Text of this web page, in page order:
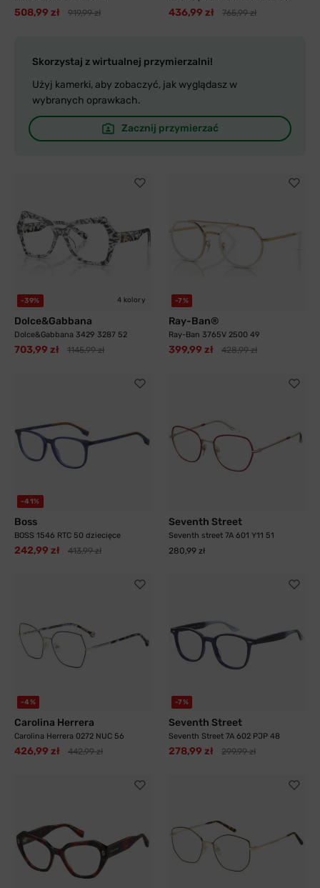
508,99 zł 919,99 zł 436,99 zł 765,99 zł
Skorzystaj z wirtualnej przymierzalni!
Użyj kamerki, aby zobaczyć, jak wyglądasz w
wybranych oprawkach.
Zacznij przymierzać
-39% 4 kolory
Dolce&Gabbana
Dolce&Gabbana 3429 3287 52
703,99 zł 1145,99 zł
-7%
Ray-Ban®
Ray-Ban 3765V 2500 49
399,99 zł 428,99 zł
-41%
Boss
BOSS 1546 RTC 50 dziecięce
242,99 zł 413,99 zł
Seventh Street
Seventh street 7A 601 Y11 51
280,99 zł
-4%
Carolina Herrera
Carolina Herrera 0272 NUC 56
426,99 zł 442,99 zł
-7%
Seventh Street
Seventh Street 7A 602 PJP 48
278,99 zł 299,99 zł